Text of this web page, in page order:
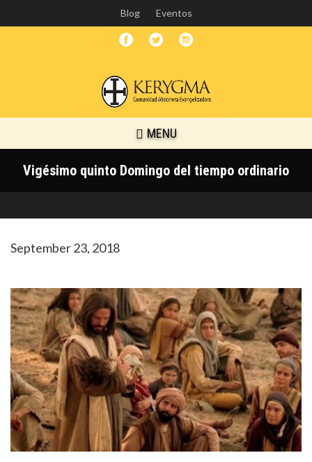
Skip
to
main
Blog Eventos
MENU
Vigésimo quinto Domingo del tiempo ordinario
September 23, 2018